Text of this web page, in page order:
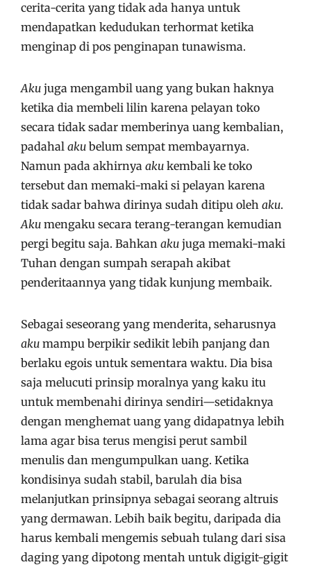
cerita-cerita yang tidak ada hanya untuk
mendapatkan kedudukan terhormat ketika
menginap di pos penginapan tunawisma.
Aku juga mengambil uang yang bukan haknya
ketika dia membeli lilin karena pelayan toko
secara tidak sadar memberinya uang kembalian,
padahal aku belum sempat membayarnya.
Namun pada akhirnya aku kembali ke toko
tersebut dan memaki-maki si pelayan karena
tidak sadar bahwa dirinya sudah ditipu oleh aku.
Aku mengaku secara terang-terangan kemudian
pergi begitu saja. Bahkan aku juga memaki-maki
Tuhan dengan sumpah serapah akibat
penderitaannya yang tidak kunjung membaik.
Sebagai seseorang yang menderita, seharusnya
aku mampu berpikir sedikit lebih panjang dan
berlaku egois untuk sementara waktu. Dia bisa
saja melucuti prinsip moralnya yang kaku itu
untuk membenahi dirinya sendiri—setidaknya
dengan menghemat uang yang didapatnya lebih
lama agar bisa terus mengisi perut sambil
menulis dan mengumpulkan uang. Ketika
kondisinya sudah stabil, barulah dia bisa
melanjutkan prinsipnya sebagai seorang altruis
yang dermawan. Lebih baik begitu, daripada dia
harus kembali mengemis sebuah tulang dari sisa
daging yang dipotong mentah untuk digigit-gigit